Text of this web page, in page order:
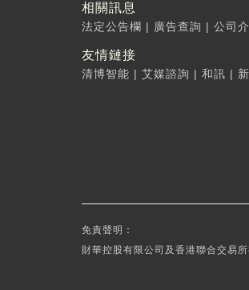
相關訊息
法定公告欄 | 廣告查詢 | 公司
友情鏈接
清博智能 | 艾媒諮詢 | 和訊 |
免責聲明：
財華控股有限公司及香港聯合交易